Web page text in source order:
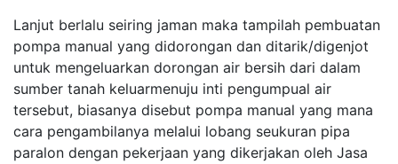
Lanjut berlalu seiring jaman maka tampilah pembuatan
pompa manual yang didorongan dan ditarik/digenjot
untuk mengeluarkan dorongan air bersih dari dalam
sumber tanah keluarmenuju inti pengumpual air
tersebut, biasanya disebut pompa manual yang mana
cara pengambilanya melalui lobang seukuran pipa
paralon dengan pekerjaan yang dikerjakan oleh Jasa